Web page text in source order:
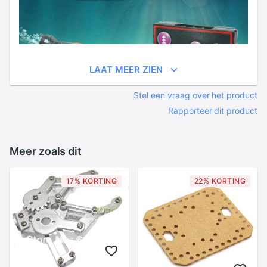
LAAT MEER ZIEN
Stel een vraag over het product
Rapporteer dit product
Meer zoals dit
17% KORTING 22% KORTING